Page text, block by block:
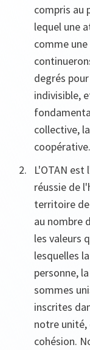
compris au
lequel une
comme
degrés
indivisible,
collective,
coopérative.
L'OTAN est
réussie de
territoire de
au nombre
les valeurs
lesquelles
personne,
sommes
inscrites
notre
cohésion.